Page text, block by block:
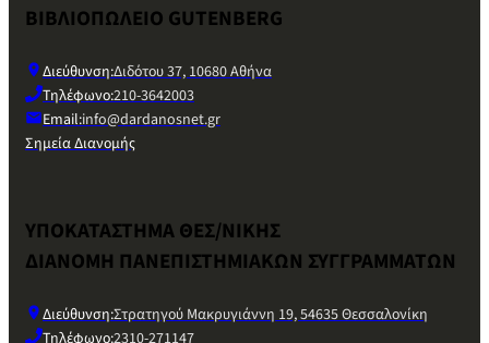
ΒΙΒΛΙΟΠΩΛΕΙΟ GUTENBERG
Διεύθυνση:Διδότου 37, 10680 Αθήνα
Τηλέφωνο:210-3642003
Email:info@dardanosnet.gr
Σημεία Διανομής
ΥΠΟΚΑΤΑΣΤΗΜΑ ΘΕΣ/ΝΙΚΗΣ
ΔΙΑΝΟΜΗ ΠΑΝΕΠΙΣΤΗΜΙΑΚΩΝ ΣΥΓΓΡΑΜΜΑΤΩΝ
Διεύθυνση:Στρατηγού Μακρυγιάννη 19, 54635 Θεσσαλονίκη